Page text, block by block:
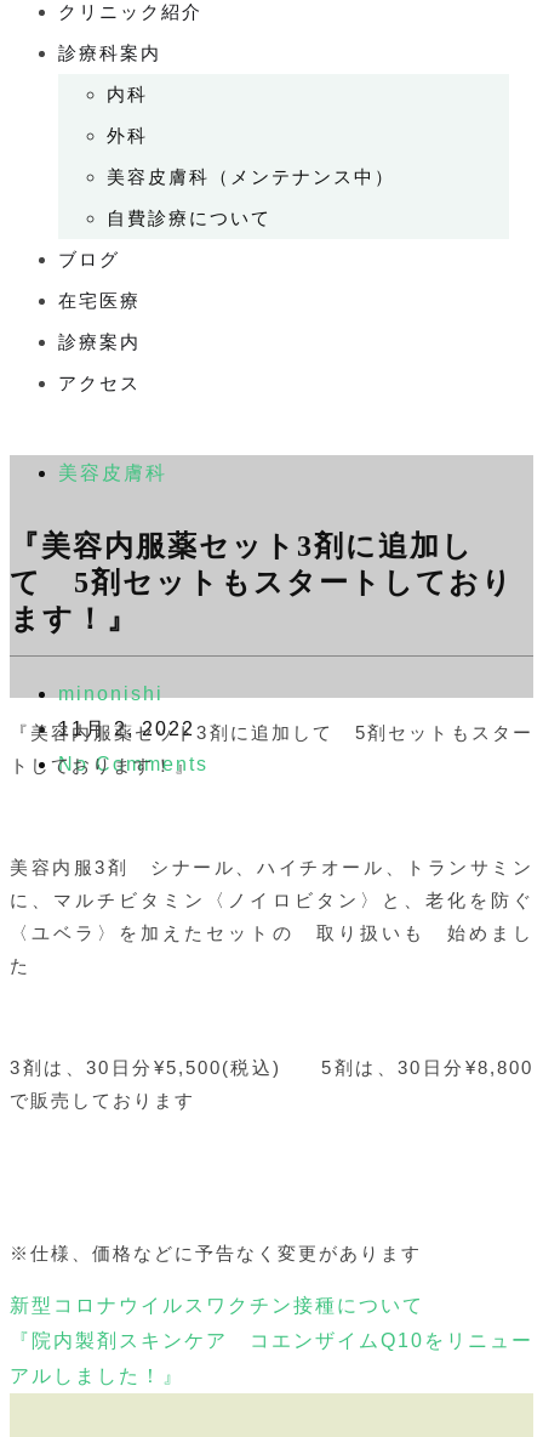
クリニック紹介
診療科案内
内科
外科
美容皮膚科（メンテナンス中）
自費診療について
ブログ
在宅医療
診療案内
アクセス
美容皮膚科
『美容内服薬セット3剤に追加し
て 5剤セットもスタートしており
ます！』
minonishi
11月 2, 2022
No Comments
『美容内服薬セット3剤に追加して 5剤セットもスター
トしております！』
美容内服3剤 シナール、ハイチオール、トランサミン
に、マルチビタミン〈ノイロビタン〉と、老化を防ぐ
〈ユベラ〉を加えたセットの 取り扱いも 始めまし
た
3剤は、30日分¥5,500(税込) 5剤は、30日分¥8,800
で販売しております
※仕様、価格などに予告なく変更があります
新型コロナウイルスワクチン接種について
『院内製剤スキンケア コエンザイムQ10をリニュー
アルしました！』